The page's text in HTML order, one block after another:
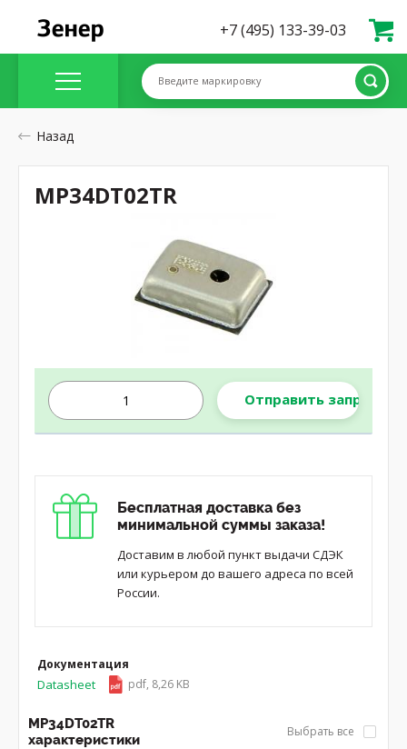
+7 (495) 133-39-03
Введите маркировку
Назад
Отправить запрос
Бесплатная доставка без
минимальной суммы заказа!
Доставим в любой пункт выдачи СДЭК
или курьером до вашего адреса по всей
России.
Документация
Datasheet pdf, 8,26 KB
MP34DT02TR
характеристики
Выбрать все
MP34DT02TR